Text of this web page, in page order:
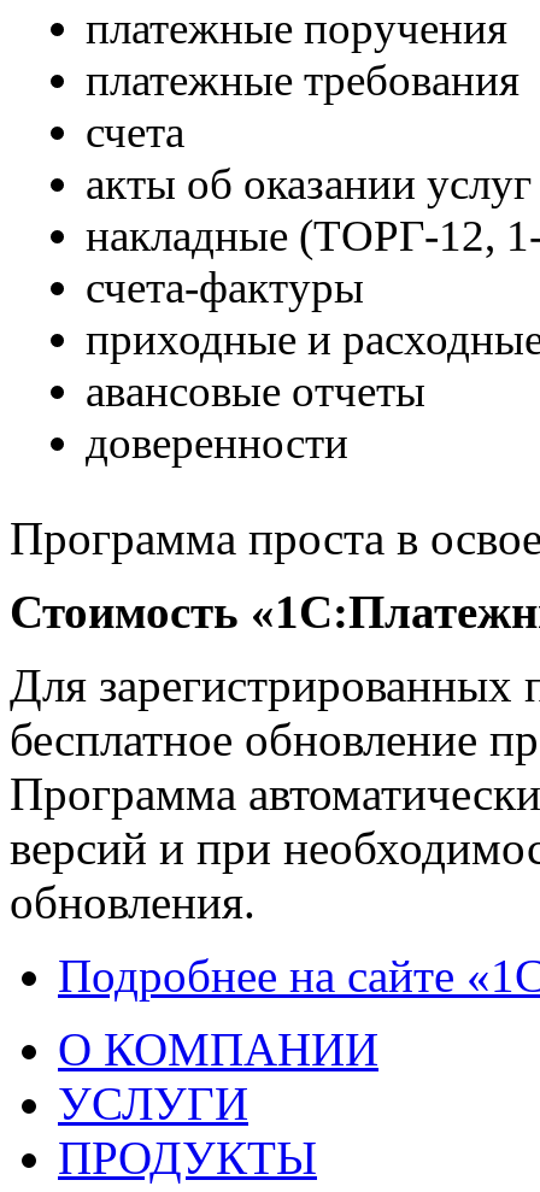
платежные поручения
платежные требования
счета
акты об оказании услуг
накладные (ТОРГ-12,
счета-фактуры
приходные и
авансовые отчеты
доверенности
Программа проста в
Стоимость
Для зарегистрированных
бесплатное обновление
Программа
версий и при
обновления.
Подробнее на сайте
О КОМПАНИИ
УСЛУГИ
ПРОДУКТЫ